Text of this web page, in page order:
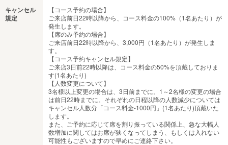
キャンセル
規定
【コース予約の場合】
ご来店前日22時以降から、コース料金の100%（1名あたり）が
発生します。
【席のみ予約の場合】
ご来店前日22時以降から、3,000円（1名あたり）が発生しま
す。
【コース予約キャンセル規定】
ご来店3日前22時以降は、コース料金の50%を頂戴しておりま
す(1名あたり)
【人数変更について】
3名様以上変更の場合は、3日前までに。1～2名様の変更の場合
は前日22時までに。それぞれの日程以降の人数減少については
キャンセル人数分「コース料金-1000円」(1名あたり)頂戴いた
します。
また、ご予約に応じて席を割り振っている関係上、急な大幅人
数増加に関してはお席が狭くなってしまう、もしくは入れない
可能性もございますので早めにご連絡下さい。